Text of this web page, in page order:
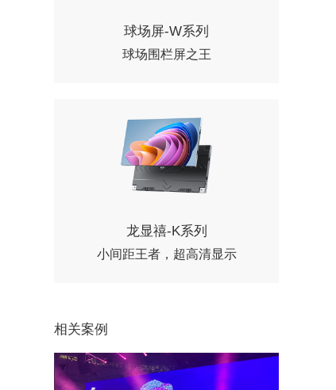
球场屏-W系列
球场围栏屏之王
龙显禧-K系列
小间距王者，超高清显示
相关案例